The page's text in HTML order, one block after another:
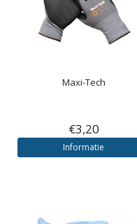
Maxi-Tech
€3,20
Informatie